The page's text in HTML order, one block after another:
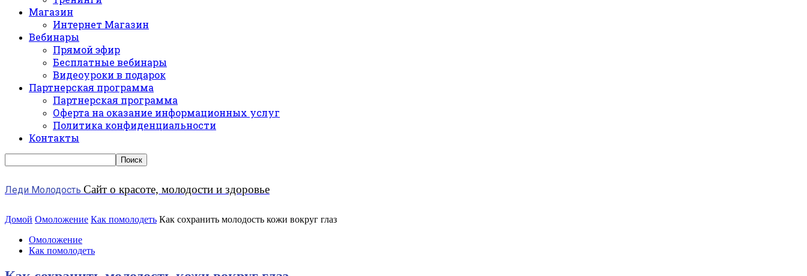
Магазин
Интернет Магазин
Вебинары
Прямой эфир
Бесплатные вебинары
Видеоуроки в подарок
Партнерская программа
Партнерская программа
Оферта на оказание информационных услуг
Политика конфиденциальности
Контакты
Леди Молодость Сайт о красоте, молодости и здоровье
Домой Омоложение Как помолодеть Как сохранить молодость кожи вокруг глаз
Омоложение
Как помолодеть